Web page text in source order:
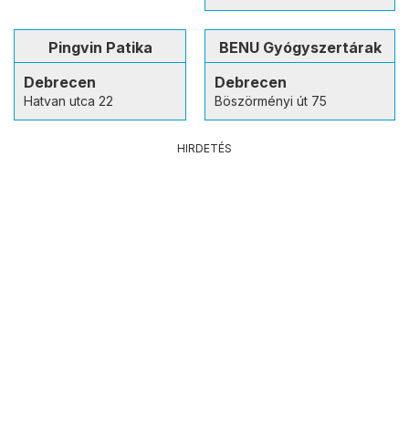
Pingvin Patika
Debrecen
Hatvan utca 22
BENU Gyógyszertárak
Debrecen
Böszörményi út 75
HIRDETÉS